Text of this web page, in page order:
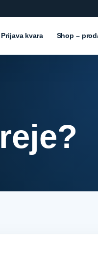
Prijava kvara Shop –